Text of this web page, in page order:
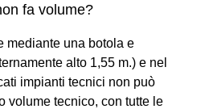
fa volume?
mediante una botola e
alto 1,55 m.) e nel
impianti tecnici non può
volume tecnico, con tutte le